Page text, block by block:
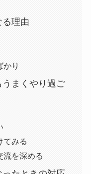
理由
かり
まくやり過ご
てみる
流を深める